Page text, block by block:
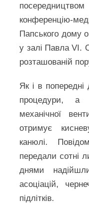
конференцію-
Папського дому
у залі Павла VI.
розташованій
Як і в попередні
процедури, а
механічної
отримує
канюлі.
передали сотні
днями
асоціацій,
підлітків.